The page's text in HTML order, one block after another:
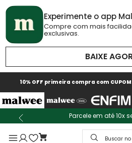
Experimente o app
Compre com mais
exclusivas.
BAIXE
10% OFF primeira compra com CUPOM:
Parcele em até 10x
Buscar no